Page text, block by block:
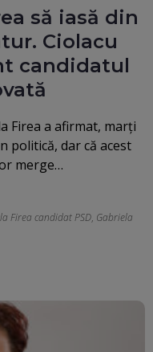
să iasă din
Ciolacu
candidatul
Firea a afirmat, marţi
politică, dar că acest
merge…
Firea candidat PSD, Gabriela